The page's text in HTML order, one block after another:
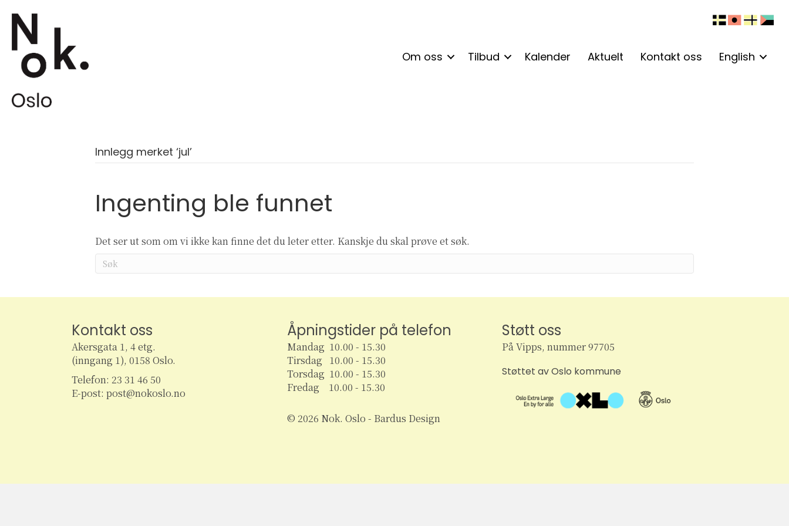
Om oss Tilbud Kalender Aktuelt Kontakt oss English
Innlegg merket ‘jul’
Ingenting ble funnet
Det ser ut som om vi ikke kan finne det du leter etter. Kanskje du skal prøve et søk.
Kontakt oss
Akersgata 1, 4 etg.
(inngang 1), 0158 Oslo.
Telefon: 23 31 46 50
E-post: post@nokoslo.no
Åpningstider på telefon
Mandag 10.00 - 15.30
Tirsdag 10.00 - 15.30
Torsdag 10.00 - 15.30
Fredag 10.00 - 15.30
© 2026 Nok. Oslo - Bardus Design
Støtt oss
På Vipps, nummer 97705
Støttet av Oslo kommune